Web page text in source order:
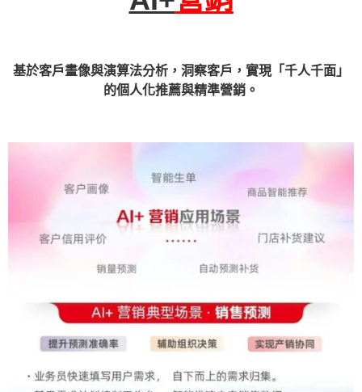
基於客戶畫像與演算法分析，洞察客戶，實現「千人千面」
的個人化推薦與精準營銷。